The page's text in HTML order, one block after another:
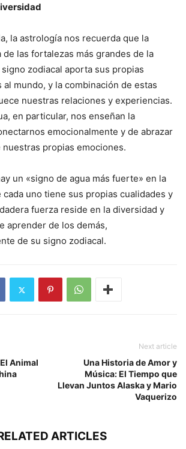
la astrología nos recuerda que la
las fortalezas más grandes de la
signo zodiacal aporta sus propias
al mundo, y la combinación de estas
nuestras relaciones y experiencias.
en particular, nos enseñan la
emocionalmente y de abrazar
propias emociones.
un «signo de agua más fuerte» en la
cada uno tiene sus propias cualidades y
fuerza reside en la diversidad y
aprender de los demás,
de su signo zodiacal.
Animal
Next article
Una Historia de Amor y
Música: El Tiempo que
Llevan Juntos Alaska y Mario
Vaquerizo
ARTICLES